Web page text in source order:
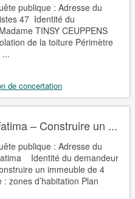
publique : Adresse du
47 Identité du
TINSY CEUPPENS
de la toiture Périmètre
...
de concertation
– Construire un ...
publique : Adresse du
Identité du demandeur
un immeuble de 4
zones d’habitation Plan